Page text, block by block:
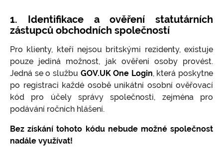
vlastnictví
Přesun podnikání do zahraničí, globální
Obchodování se zbožím (dovoz, vývoz, dodání
v rámci EU)
Obchodování s akciemi, komoditami, FOREX
Poskytování elektronických a vzdálených
Finanční činnosti, sebefinancování, půjčky,
faktoring
Estonsko
On-line přístupy k registrům společností
Vedení účetnictví pro estonské firmy
Ověřování veřejných listin
1. Identifikace a ověření statutárních
zástupců obchodních společností
Pro klienty, kteří nejsou britskými rezidenty, existuje
pouze jediná možnost, jak ověření osoby provést.
Jedná se o službu GOV.UK One Login, která poskytne
po registraci každé osobě unikátní osobní ověřovací
kód pro účely správy společnosti, zejména pro
podávání ročních hlášení.
Bez získání tohoto kódu nebude možné společnost
nadále využívat!